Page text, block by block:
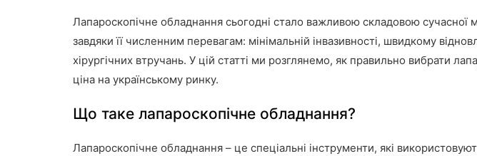
Лапароскопічне обладнання сьогодні стало важливою складовою сучасної
завдяки її численним перевагам: мінімальній інвазивності, швидкому
хірургічних втручань. У цій статті ми розглянемо, як правильно вибрати
ціна на українському ринку.
Що таке лапароскопічне обладнання?
Лапароскопічне обладнання – це спеціальні інструменти, які